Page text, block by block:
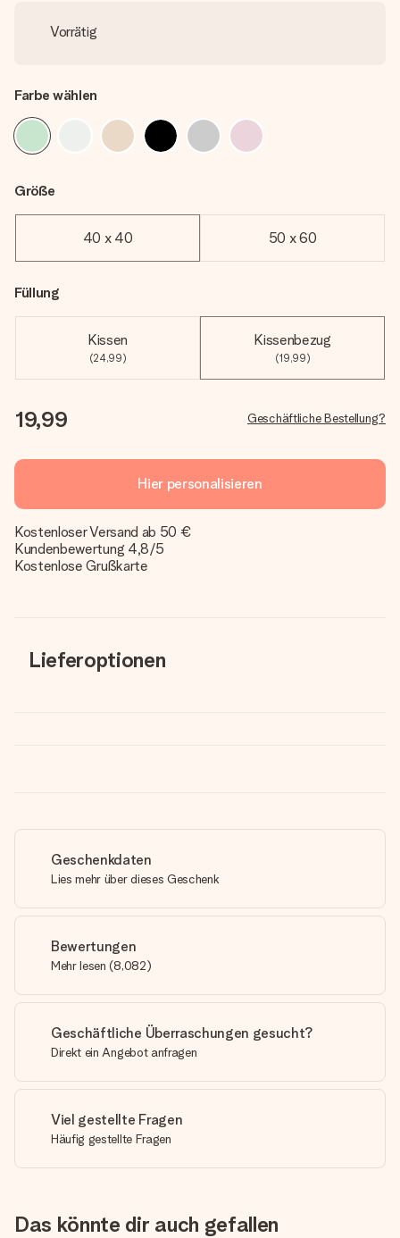
Vorrätig
Farbe wählen
Größe
40 x 40 50 x 60
Füllung
Kissen
(24,99)
Kissenbezug
(19,99)
19,99 Geschäftliche Bestellung?
Hier personalisieren
Kostenloser Versand ab 50 €
Kundenbewertung 4,8/5
Kostenlose Grußkarte
Lieferoptionen
Geschenkdaten
Lies mehr über dieses Geschenk
Bewertungen
Mehr lesen (8,082)
Geschäftliche Überraschungen gesucht?
Direkt ein Angebot anfragen
Viel gestellte Fragen
Häufig gestellte Fragen
Das könnte dir auch gefallen